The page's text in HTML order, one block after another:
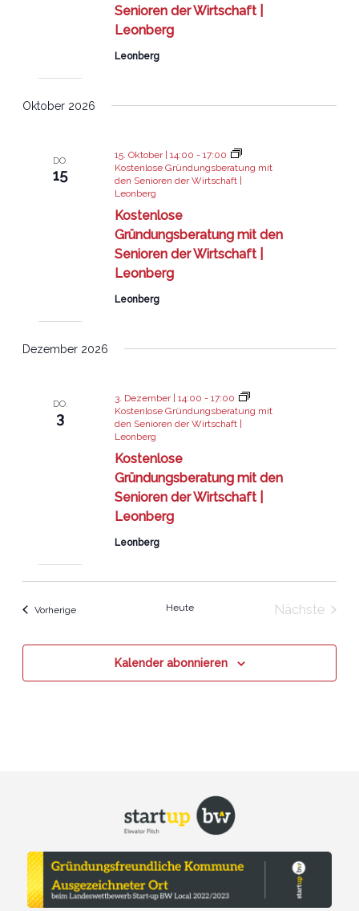
Senioren der Wirtschaft |
Leonberg
Leonberg
Oktober 2026
DO.
15
Kostenlose
Gründungsberatung mit den
Senioren der Wirtschaft |
Leonberg
15. Oktober | 14:00 -17:00
Kostenlose Gründungsberatung mit
den Senioren der Wirtschaft |
Leonberg
Leonberg
Dezember 2026
DO.
3
Kostenlose
Gründungsberatung mit den
Senioren der Wirtschaft |
Leonberg
3. Dezember | 14:00 -17:00
Kostenlose Gründungsberatung mit
den Senioren der Wirtschaft |
Leonberg
Leonberg
VorherigeVeranstaltungen Heute
Nächste
Kalender abonnieren